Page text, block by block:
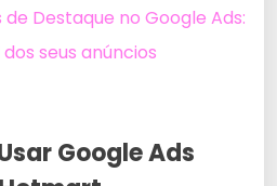
de Destaque no Google Ads:
seus anúncios
Google Ads